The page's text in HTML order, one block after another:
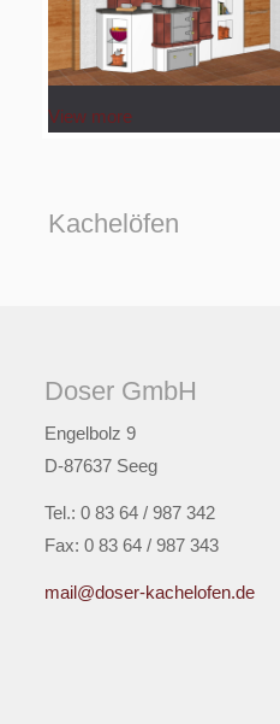
View more
Kachelöfen
Doser GmbH
Engelbolz 9
D-87637 Seeg
Tel.: 0 83 64 / 987 342
Fax: 0 83 64 / 987 343
mail@doser-kachelofen.de